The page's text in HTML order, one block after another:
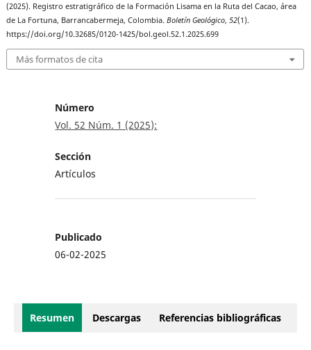
(2025). Registro estratigráfico de la Formación Lisama en la Ruta del Cacao, área
de La Fortuna, Barrancabermeja, Colombia.Boletín Geológico,52(1).
https://doi.org/10.32685/0120-1425/bol.geol.52.1.2025.699
Más formatos de cita
Número
Vol. 52 Núm. 1 (2025):
Sección
Artículos
Publicado
06-02-2025
Resumen Descargas Referencias bibliográficas